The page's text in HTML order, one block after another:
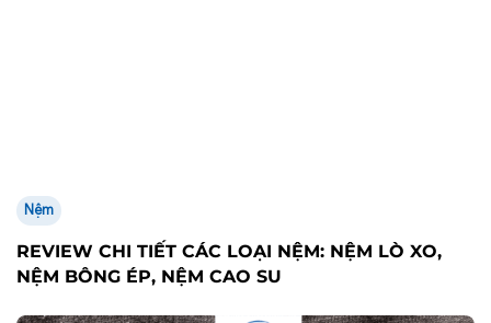
Nệm
REVIEW CHI TIẾT CÁC LOẠI NỆM: NỆM LÒ XO,
NỆM BÔNG ÉP, NỆM CAO SU